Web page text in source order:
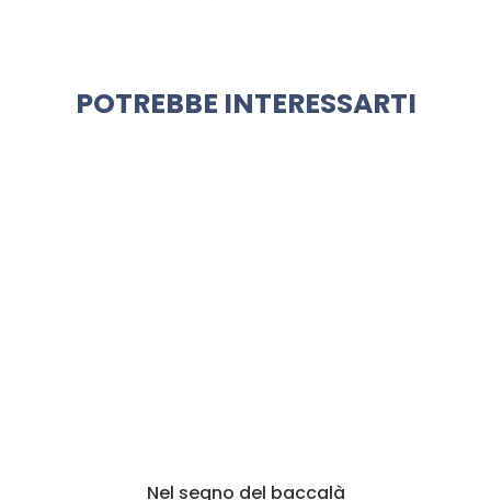
POTREBBE INTERESSARTI
Nel segno del baccalà